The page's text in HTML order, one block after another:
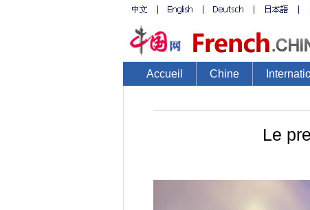
Accueil Chine
Le